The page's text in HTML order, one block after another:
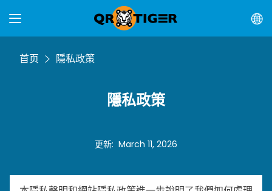
首页 隱私政策
隱私政策
更新: March 11, 2026